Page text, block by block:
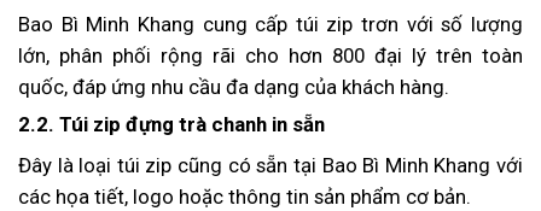
Bao Bì Minh Khang cung cấp túi zip trơn với số lượng
lớn, phân phối rộng rãi cho hơn 800 đại lý trên toàn
quốc, đáp ứng nhu cầu đa dạng của khách hàng.
2.2. Túi zip đựng trà chanh in sẵn
Đây là loại túi zip cũng có sẵn tại Bao Bì Minh Khang với
các họa tiết, logo hoặc thông tin sản phẩm cơ bản.